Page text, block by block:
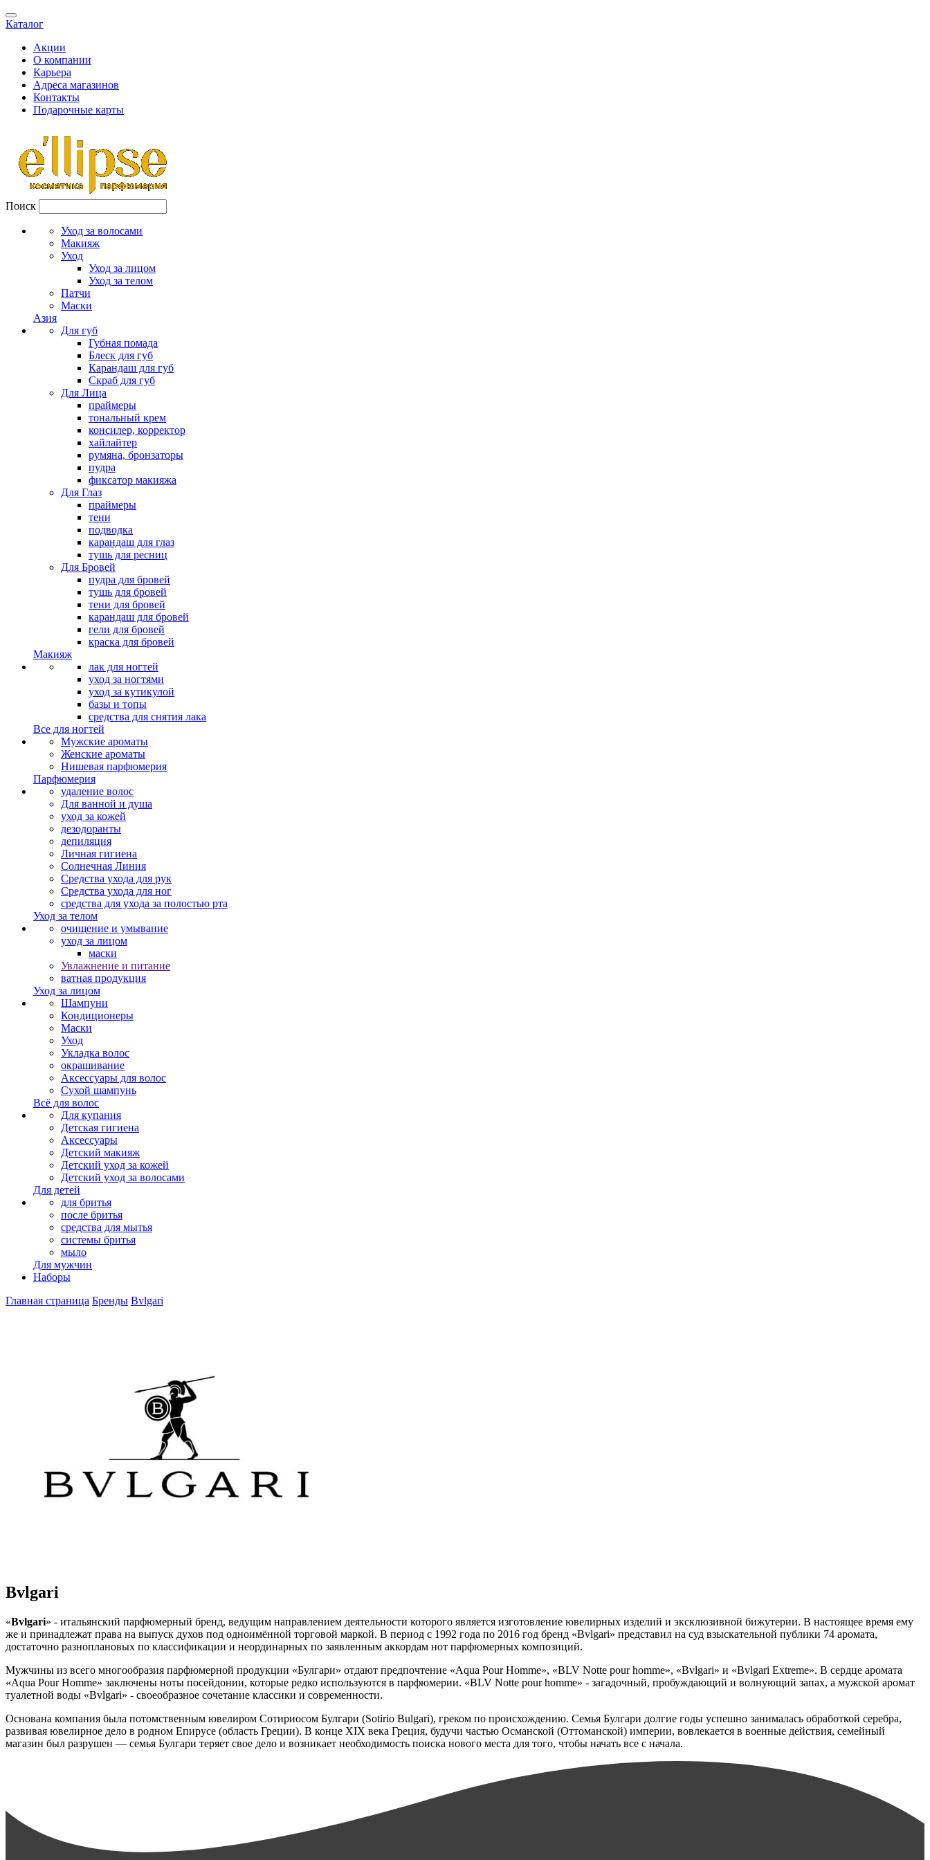
Каталог
Акции
О компании
Карьера
Адреса магазинов
Контакты
Подарочные карты
Поиск
Уход за волосами
Макияж
Уход
Уход за лицом
Уход за телом
Патчи
Маски
Азия
Для губ
Губная помада
Блеск для губ
Карандаш для губ
Скраб для губ
Для Лица
праймеры
тональный крем
консилер, корректор
хайлайтер
румяна, бронзаторы
пудра
фиксатор макияжа
Для Глаз
праймеры
тени
подводка
карандаш для глаз
тушь для ресниц
Для Бровей
пудра для бровей
тушь для бровей
тени для бровей
карандаш для бровей
гели для бровей
краска для бровей
Макияж
лак для ногтей
уход за ногтями
уход за кутикулой
базы и топы
средства для снятия лака
Все для ногтей
Мужские ароматы
Женские ароматы
Нишевая парфюмерия
Парфюмерия
удаление волос
Для ванной и душа
уход за кожей
дезодоранты
депиляция
Личная гигиена
Солнечная Линия
Средства ухода для рук
Средства ухода для ног
средства для ухода за полостью рта
Уход за телом
очищение и умывание
уход за лицом
маски
Увлажнение и питание
ватная продукция
Уход за лицом
Шампуни
Кондиционеры
Маски
Уход
Укладка волос
окрашивание
Аксессуары для волос
Сухой шампунь
Всё для волос
Для купания
Детская гигиена
Аксессуары
Детский макияж
Детский уход за кожей
Детский уход за волосами
Для детей
для бритья
после бритья
средства для мытья
системы бритья
мыло
Для мужчин
Наборы
Главная страница Бренды Bvlgari
Bvlgari
«Bvlgari» - итальянский парфюмерный бренд, ведущим направлением деятельности которого является изготовление ювелирных изделий и эксклюзивной бижутерии. В настоящее время ему
же и принадлежат права на выпуск духов под одноимённой торговой маркой. В период с 1992 года по 2016 год бренд «Bvlgari» представил на суд взыскательной публики 74 аромата,
достаточно разноплановых по классификации и неординарных по заявленным аккордам нот парфюмерных композиций.
Мужчины из всего многообразия парфюмерной продукции «Булгари» отдают предпочтение «Aqua Pour Homme», «BLV Notte pour homme», «Bvlgari» и «Bvlgari Extreme». В сердце аромата
«Aqua Pour Homme» заключены ноты посейдонии, которые редко используются в парфюмерии. «BLV Notte pour homme» - загадочный, пробуждающий и волнующий запах, а мужской аромат
туалетной воды «Bvlgari» - своеобразное сочетание классики и современности.
Основана компания была потомственным ювелиром Сотириосом Булгари (Sotirio Bulgari), греком по происхождению. Семья Булгари долгие годы успешно занималась обработкой серебра,
развивая ювелирное дело в родном Епирусе (область Греции). В конце XIX века Греция, будучи частью Османской (Оттоманской) империи, вовлекается в военные действия, семейный
магазин был разрушен — семья Булгари теряет свое дело и возникает необходимость поиска нового места для того, чтобы начать все с начала.